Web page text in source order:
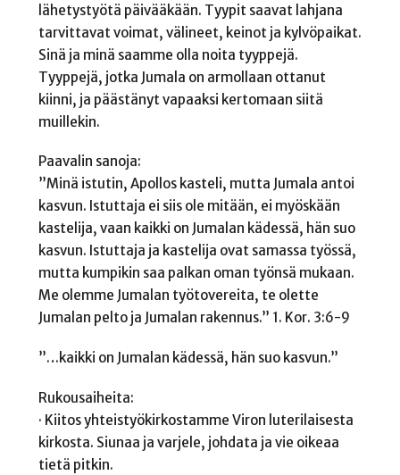
lähetystyötä päivääkään. Tyypit saavat lahjana
tarvittavat voimat, välineet, keinot ja kylvöpaikat.
Sinä ja minä saamme olla noita tyyppejä.
Tyyppejä, jotka Jumala on armollaan ottanut
kiinni, ja päästänyt vapaaksi kertomaan siitä
muillekin.
Paavalin sanoja:
”Minä istutin, Apollos kasteli, mutta Jumala antoi
kasvun. Istuttaja ei siis ole mitään, ei myöskään
kastelija, vaan kaikki on Jumalan kädessä, hän suo
kasvun. Istuttaja ja kastelija ovat samassa työssä,
mutta kumpikin saa palkan oman työnsä mukaan.
Me olemme Jumalan työtovereita, te olette
Jumalan pelto ja Jumalan rakennus.” 1. Kor. 3:6-9
”…kaikki on Jumalan kädessä, hän suo kasvun.”
Rukousaiheita:
· Kiitos yhteistyökirkostamme Viron luterilaisesta
kirkosta. Siunaa ja varjele, johdata ja vie oikeaa
tietä pitkin.